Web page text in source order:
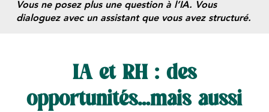
Vous ne posez plus une question à l’IA. Vous
dialoguez avec un assistant que vous avez structuré.
IA et RH : des
opportunités…mais aussi